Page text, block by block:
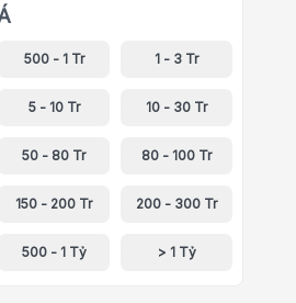
500 - 1 Tr 1 - 3 Tr
5 - 10 Tr 10 - 30 Tr
50 - 80 Tr 80 - 100 Tr
150 - 200 Tr 200 - 300 Tr
500 - 1 Tỷ > 1 Tỷ